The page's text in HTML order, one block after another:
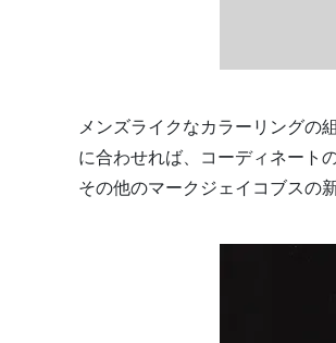
メンズライクなカラーリングの
に合わせれば、コーディネート
その他のマークジェイコブスの